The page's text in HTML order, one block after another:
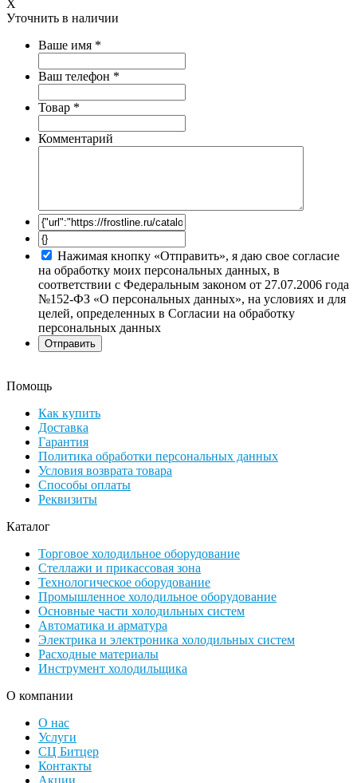
X
Уточнить в наличии
Ваше имя *
Ваш телефон *
Товар *
Комментарий
Нажимая кнопку «Отправить», я даю свое согласие
на обработку моих персональных данных, в
соответствии с Федеральным законом от 27.07.2006 года
№152-ФЗ «О персональных данных», на условиях и для
целей, определенных в Согласии на обработку
персональных данных
Помощь
Как купить
Доставка
Гарантия
Политика обработки персональных данных
Условия возврата товара
Способы оплаты
Реквизиты
Каталог
Торговое холодильное оборудование
Стеллажи и прикассовая зона
Технологическое оборудование
Промышленное холодильное оборудование
Основные части холодильных систем
Автоматика и арматура
Электрика и электроника холодильных систем
Расходные материалы
Инструмент холодильщика
О компании
О нас
Услуги
СЦ Битцер
Контакты
Акции